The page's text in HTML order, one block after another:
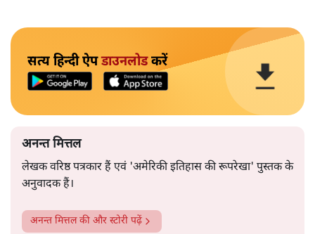
सत्य हिन्दी ऐपडाउनलोडकरें
अनन्त मित्तल
लेखक वरिष्ठ पत्रकार हैं एवं 'अमेरिकी इतिहास की रूपरेखा' पुस्तक के
अनुवादक हैं।
अनन्त मित्तलकी और स्टोरी पढ़ें